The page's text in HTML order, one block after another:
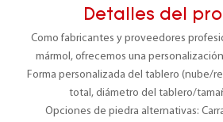
Detalles del
Como fabricantes y proveedores
mármol, ofrecemos una
Forma personalizada del tablero (nube/
total, diámetro del tablero/
Opciones de piedra alternativas: